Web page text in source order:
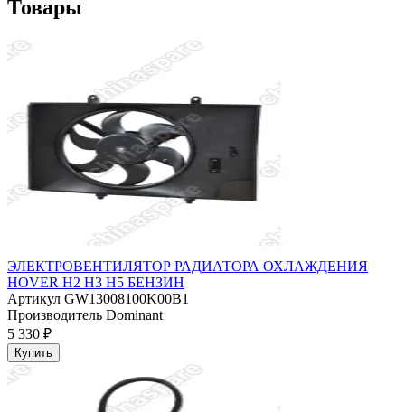
Товары
ЭЛЕКТРОВЕНТИЛЯТОР РАДИАТОРА ОХЛАЖДЕНИЯ
HOVER H2 H3 H5 БЕНЗИН
Артикул GW13008100K00B1
Производитель Dominant
5 330 ₽
Купить